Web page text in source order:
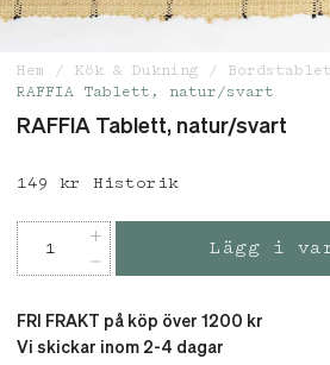
Hem Kök & Dukning
RAFFIA Tablett, natur/svart
RAFFIA Tablett, natur/svart
Pris : 149 kr
149 kr Historik
Lägg i
FRI FRAKT på köp över 1200 kr
Vi skickar inom 2-4 dagar